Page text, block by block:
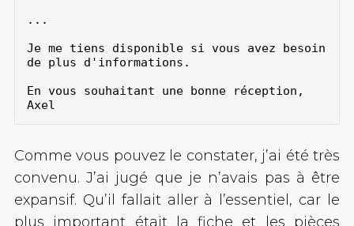
...
Je me tiens disponible si vous avez besoin
de plus d'informations.
En vous souhaitant une bonne réception,
Axel
Comme vous pouvez le constater, j’ai été très
convenu. J’ai jugé que je n’avais pas à être
expansif. Qu’il fallait aller à l’essentiel, car le
plus important était la fiche et les pièces